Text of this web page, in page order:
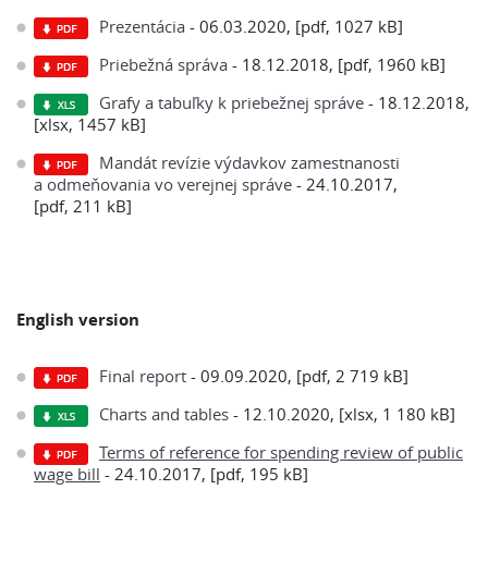
Prezentácia - 06.03.2020, [pdf, 1027 kB]
Priebežná správa - 18.12.2018, [pdf, 1960 kB]
Grafy a tabuľky k priebežnej správe - 18.12.2018,
[xlsx, 1457 kB]
Mandát revízie výdavkov zamestnanosti
a odmeňovania vo verejnej správe - 24.10.2017,
[pdf, 211 kB]
English version
Final report - 09.09.2020, [pdf, 2 719 kB]
Charts and tables - 12.10.2020, [xlsx, 1 180 kB]
Terms of reference for spending review of public
wage bill - 24.10.2017, [pdf, 195 kB]